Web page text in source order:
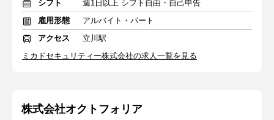
シフト
週1日以上 シフト自由・自己申告
雇用形態
アルバイト・パート
アクセス
立川駅
ミカドセキュリティー株式会社の求人一覧を見る
株式会社オクトフォリア